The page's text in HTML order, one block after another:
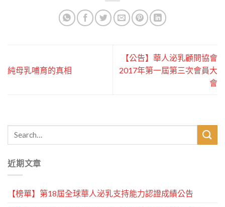
純母乳哺育的真相
【公告】華人泌乳顧問協會
2017年第一屆第三次會員大
會
近期文章
【榜單】第18屆全球華人泌乳支持能力認證成績公告